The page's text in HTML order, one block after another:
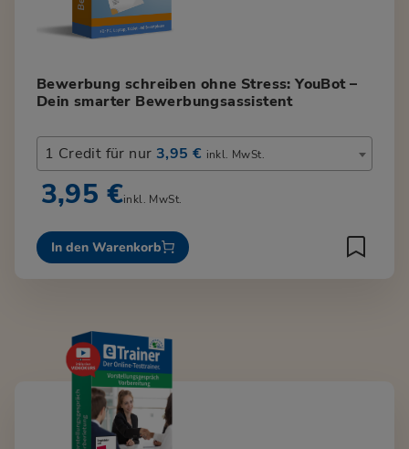
Bewerbung schreiben ohne Stress: YouBot –
Dein smarter Bewerbungsassistent
1 Credit für nur 3,95 € inkl. MwSt.
3,95 €inkl. MwSt.
In den Warenkorb